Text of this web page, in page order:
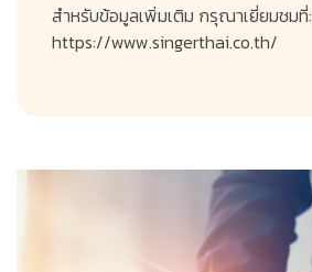
สำหรับข้อมูลเพิ่มเติม กรุณาเยี่ยมชมที่:
https://www.singerthai.co.th/